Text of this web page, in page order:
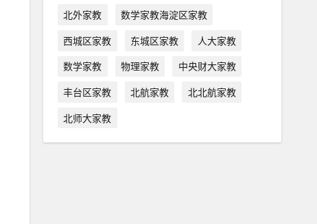
北外家教
数学家教海淀区家教
西城区家教
东城区家教
人大家教
数学家教
物理家教
中央财大家教
丰台区家教
北航家教
北北航家教
北师大家教